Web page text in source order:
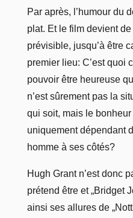
Par après, l’humour du
plat. Et le film devient
prévisible, jusqu’à être
premier lieu: C’est quoi
pouvoir être heureuse
n’est sûrement pas la
qui soit, mais le bonheur
uniquement dépendant
homme à ses côtés?
Hugh Grant n’est donc
prétend être et „Bridget
ainsi ses allures de